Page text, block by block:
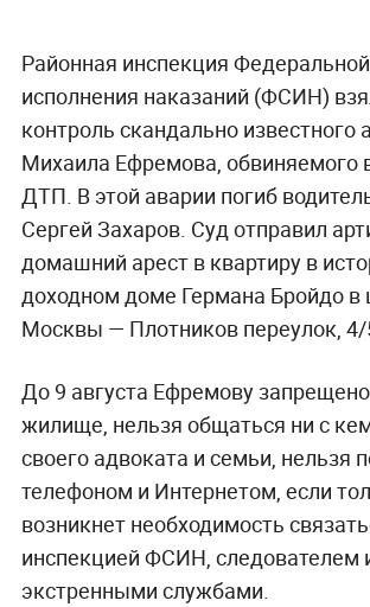
Районная инспекция
исполнения наказаний (ФСИН)
контроль скандально известного
Михаила Ефремова, обвиняемого
ДТП. В этой аварии погиб
Сергей Захаров. Суд отправил
домашний арест в квартиру в
доходном доме Германа Бройдо в
Москвы — Плотников переулок, 4/
До 9 августа Ефремову
жилище, нельзя общаться ни с
своего адвоката и семьи, нельзя
телефоном и Интернетом, если
возникнет необходимость
инспекцией ФСИН, следователем
экстренными службами.